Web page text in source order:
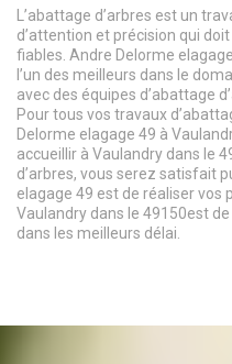
L’abattage d’arbres est un
d’attention et précision qui
fiables. Andre Delorme
l’un des meilleurs dans le
avec des équipes d’abattage
Pour tous vos travaux
Delorme elagage 49 à
accueillir à Vaulandry dans le
d’arbres, vous serez satisfait
elagage 49 est de réaliser vos
Vaulandry dans le 49150est
dans les meilleurs délai.